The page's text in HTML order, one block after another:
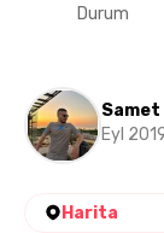
Durum
Samet
Eyl
Harita